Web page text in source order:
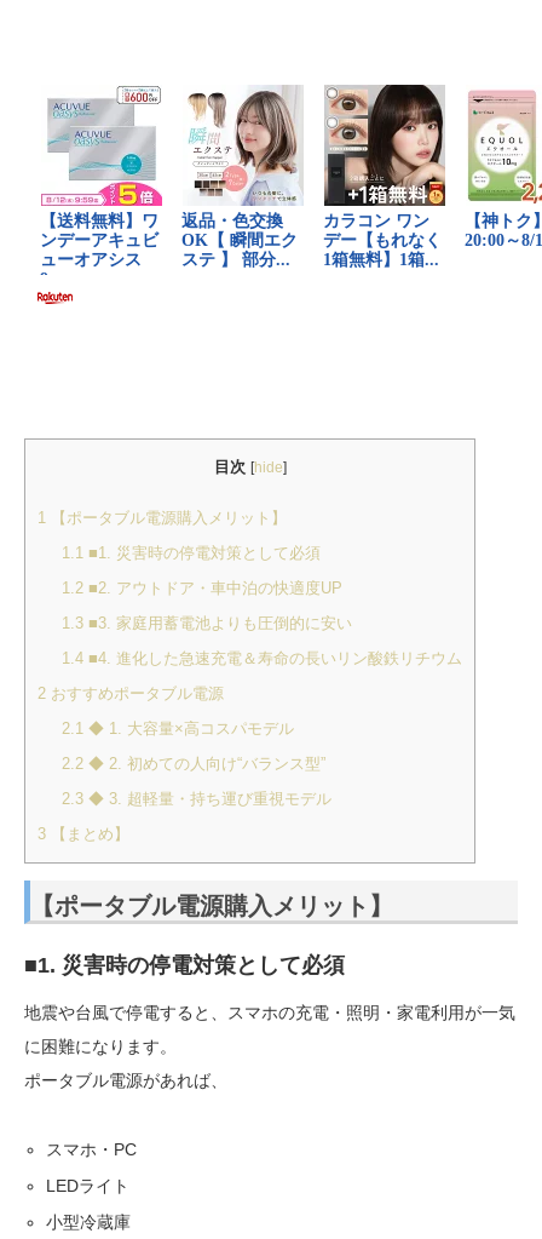
目次 [hide]
1
【ポータブル電源購入メリット】
1.1 ■1. 災害時の停電対策として必須
1.2■2. アウトドア・車中泊の快適度UP
1.3■3. 家庭用蓄電池よりも圧倒的に安い
1.4■4. 進化した急速充電＆寿命の長いリン酸鉄リチウム
2 おすすめポータブル電源
2.1 ◆ 1. 大容量×高コスパモデル
2.2◆ 2. 初めての人向け“バランス型”
2.3◆ 3. 超軽量・持ち運び重視モデル
3 【まとめ】
【ポータブル電源購入メリット】
■1. 災害時の停電対策として必須
地震や台風で停電すると、スマホの充電・照明・家電利用が一気
に困難になります。
ポータブル電源があれば、
スマホ・PC
LEDライト
小型冷蔵庫